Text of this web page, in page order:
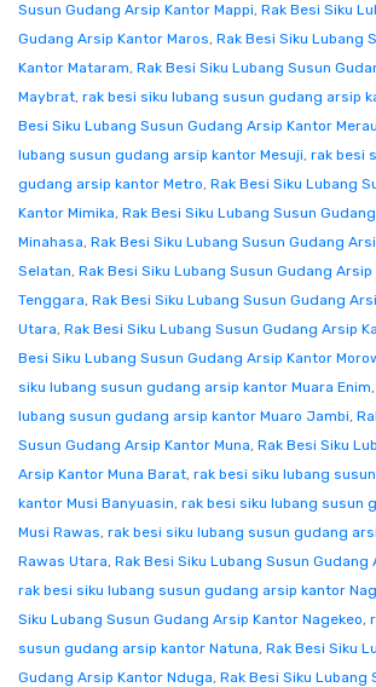
Susun Gudang Arsip Kantor Mappi, Rak Besi Siku
Gudang Arsip Kantor Maros, Rak Besi Siku Lubang
Kantor Mataram, Rak Besi Siku Lubang Susun
Maybrat, rak besi siku lubang susun gudang arsip
Besi Siku Lubang Susun Gudang Arsip Kantor
lubang susun gudang arsip kantor Mesuji, rak besi
gudang arsip kantor Metro, Rak Besi Siku Lubang
Kantor Mimika, Rak Besi Siku Lubang Susun
Minahasa, Rak Besi Siku Lubang Susun Gudang
Selatan, Rak Besi Siku Lubang Susun Gudang
Tenggara, Rak Besi Siku Lubang Susun Gudang
Utara, Rak Besi Siku Lubang Susun Gudang Arsip
Besi Siku Lubang Susun Gudang Arsip Kantor
siku lubang susun gudang arsip kantor Muara Enim,
lubang susun gudang arsip kantor Muaro Jambi,
Susun Gudang Arsip Kantor Muna, Rak Besi Siku
Arsip Kantor Muna Barat, rak besi siku lubang
kantor Musi Banyuasin, rak besi siku lubang susun
Musi Rawas, rak besi siku lubang susun gudang
Rawas Utara, Rak Besi Siku Lubang Susun Gudang
rak besi siku lubang susun gudang arsip kantor
Siku Lubang Susun Gudang Arsip Kantor Nagekeo,
susun gudang arsip kantor Natuna, Rak Besi Siku
Gudang Arsip Kantor Nduga, Rak Besi Siku Lubang